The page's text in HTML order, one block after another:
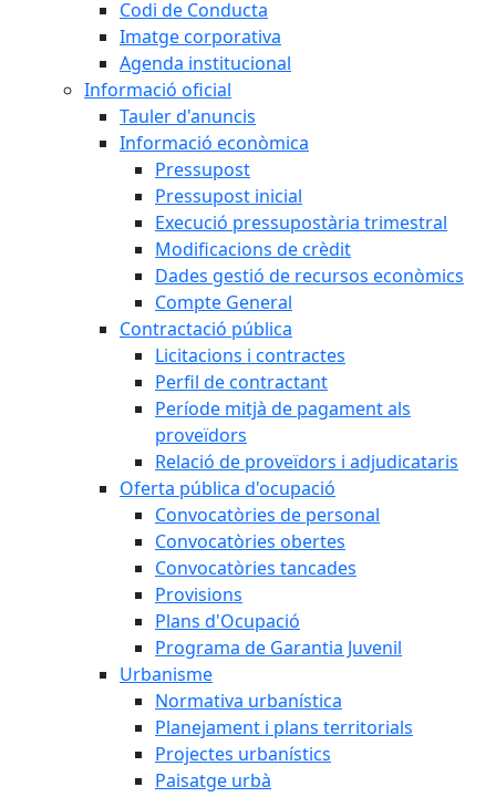
Codi de Conducta
Imatge corporativa
Agenda institucional
Informació oficial
Tauler d'anuncis
Informació econòmica
Pressupost
Pressupost inicial
Execució pressupostària trimestral
Modificacions de crèdit
Dades gestió de recursos econòmics
Compte General
Contractació pública
Licitacions i contractes
Perfil de contractant
Període mitjà de pagament als
proveïdors
Relació de proveïdors i adjudicataris
Oferta pública d'ocupació
Convocatòries de personal
Convocatòries obertes
Convocatòries tancades
Provisions
Plans d'Ocupació
Programa de Garantia Juvenil
Urbanisme
Normativa urbanística
Planejament i plans territorials
Projectes urbanístics
Paisatge urbà